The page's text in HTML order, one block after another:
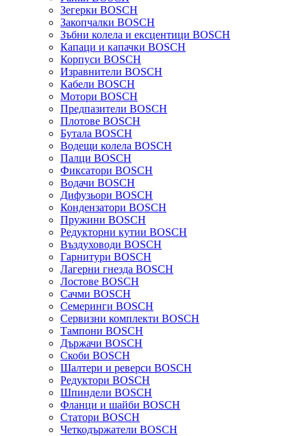
Зегерки BOSCH
Закопчалки BOSCH
Зъбни колела и ексцентици BOSCH
Капаци и капачки BOSCH
Корпуси BOSCH
Изравнители BOSCH
Кабели BOSCH
Мотори BOSCH
Предпазители BOSCH
Плотове BOSCH
Бутала BOSCH
Водещи колела BOSCH
Палци BOSCH
Фиксатори BOSCH
Водачи BOSCH
Дифузьори BOSCH
Кондензатори BOSCH
Пружини BOSCH
Редукторни кутии BOSCH
Въздуховоди BOSCH
Гарнитури BOSCH
Лагерни гнезда BOSCH
Лостове BOSCH
Сачми BOSCH
Семеринги BOSCH
Сервизни комплекти BOSCH
Тампони BOSCH
Държачи BOSCH
Скоби BOSCH
Шалтери и реверси BOSCH
Редуктори BOSCH
Шпиндели BOSCH
Фланци и шайби BOSCH
Статори BOSCH
Четкодържатели BOSCH